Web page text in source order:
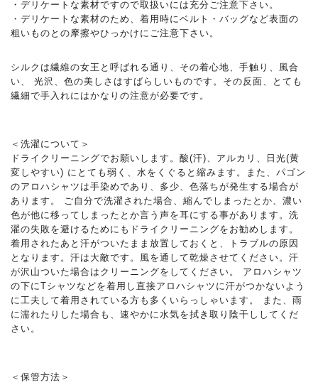
・デリケートな素材ですので取扱いには充分ご注意下さい。
・デリケートな素材のため、着用時にベルト・バッグなど表面の
粗いものとの摩擦やひっかけにご注意下さい。
シルクは繊維の女王と呼ばれる通り、その着心地、手触り、風合
い、 光沢、色の美しさはすばらしいものです。その反面、とても
繊細で手入れにはかなりの注意が必要です。
＜洗濯について＞
ドライクリーニングでお願いします。酸(汗)、アルカリ、日光(黄
変しやすい) にとても弱く、水をくぐると縮みます。また、パゴン
のアロハシャツは手染めであり、多少、色落ちが発生する場合が
あります。 ご自分で洗濯された場合、縮んでしまったとか、濃い
色が他に移ってしまったとか言う声を耳にする事があります。洗
濯の失敗を避けるためにもドライクリーニングをお勧めします。
着用されたあと汗がついたまま放置しておくと、トラブルの原因
となります。汗は大敵です。風を通して乾燥させてください。汗
が沢山ついた場合はクリーニングをしてください。 アロハシャツ
の下にTシャツなどを着用し直接アロハシャツに汗がつかないよう
に工夫して着用されている方も多くいらっしゃいます。 また、雨
に濡れたりした場合も、速やかに水気を拭き取り陰干ししてくだ
さい。
＜保管方法＞